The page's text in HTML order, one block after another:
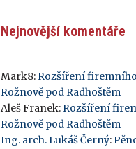
Nejnovější komentáře
Mark8:Rozšíření
Rožnově pod Radhoštěm
Aleš Franek:Rozšíření
Rožnově pod Radhoštěm
Ing. arch. Lukáš Černý: